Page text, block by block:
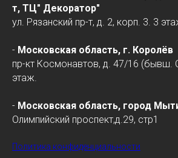
т, ТЦ" Декоратор"
ул. Рязанский пр-т, д. 2, корп. 3. 3
- Московская область, г. Королёв
пр-кт Космонавтов, д. 47/16 (бывш.
этаж.
- Московская область, город
Олимпийский проспект,д.29, стр1
Политика конфиденциальности